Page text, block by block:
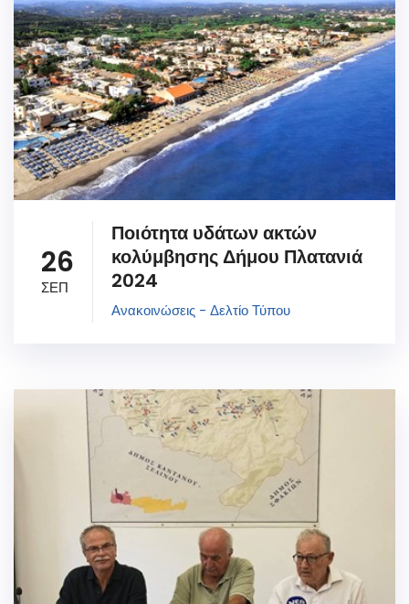
26
ΣΕΠ
Ποιότητα υδάτων ακτών
κολύμβησης Δήμου Πλατανιά
2024
Ανακοινώσεις - Δελτίο Τύπου